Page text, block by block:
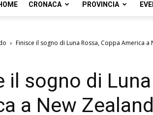
CRONACA PROVINCIA
Finisce il sogno di Luna Rossa, Coppa America a
il sogno di
a New Zealand